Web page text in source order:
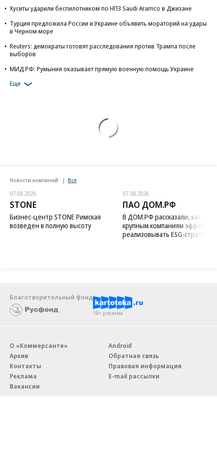
Хуситы ударили беспилотником по НПЗ Saudi Aramco в Джизане
Турция предложила России и Украине объявить мораторий на удары
в Черном море
Reuters: демократы готовят расследования против Трампа после
выборов
МИД РФ: Румыния оказывает прямую военную помощь Украине
Еще
Новости компаний Все
07.08.2026
STONE
Бизнес-центр STONE Римская
возведен в полную высоту
07.08.2026
ПАО ДОМ.РФ
В ДОМ.РФ рассказали, как
крупным компаниям
реализовывать ESG-стратегию
Благотворительный фонд
18+ реклама
О «Коммерсанте»
Архив
Контакты
Реклама
Вакансии
Android
Обратная связь
Правовая информация
E-mail рассылки